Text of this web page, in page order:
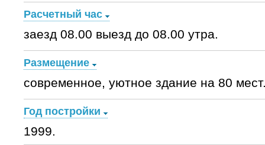
Расчетный час
заезд 08.00 выезд до 08.00 утра.
Размещение
современное, уютное здание на 80
Год постройки
1999.